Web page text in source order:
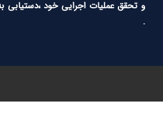
و تحقق عملیات اجرایی خود ،دستیابی
.